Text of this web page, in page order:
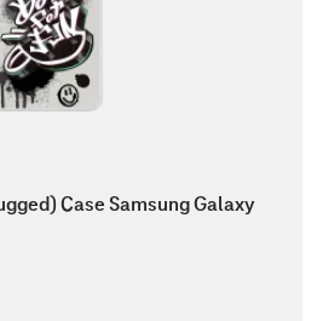
Case Samsung Galaxy